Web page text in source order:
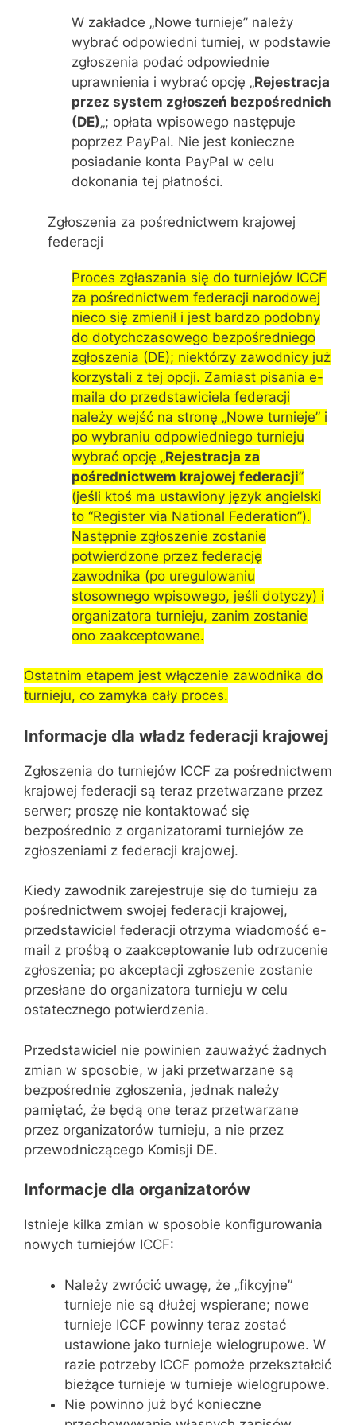
W zakładce „Nowe turnieje” należy
wybrać odpowiedni turniej, w podstawie
zgłoszenia podać odpowiednie
uprawnienia i wybrać opcję „Rejestracja
przez system zgłoszeń bezpośrednich
(DE)„; opłata wpisowego następuje
poprzez PayPal. Nie jest konieczne
posiadanie konta PayPal w celu
dokonania tej płatności.
Zgłoszenia za pośrednictwem krajowej
federacji
Proces zgłaszania się do turniejów ICCF
za pośrednictwem federacji narodowej
nieco się zmienił i jest bardzo podobny
do dotychczasowego bezpośredniego
zgłoszenia (DE); niektórzy zawodnicy już
korzystali z tej opcji. Zamiast pisania e-
maila do przedstawiciela federacji
należy wejść na stronę „Nowe turnieje” i
po wybraniu odpowiedniego turnieju
wybrać opcję „Rejestracja za
pośrednictwem krajowej federacji”
(jeśli ktoś ma ustawiony język angielski
to “Register via National Federation”).
Następnie zgłoszenie zostanie
potwierdzone przez federację
zawodnika (po uregulowaniu
stosownego wpisowego, jeśli dotyczy) i
organizatora turnieju, zanim zostanie
ono zaakceptowane.
Ostatnim etapem jest włączenie zawodnika do
turnieju, co zamyka cały proces.
Informacje dla władz federacji krajowej
Zgłoszenia do turniejów ICCF za pośrednictwem
krajowej federacji są teraz przetwarzane przez
serwer; proszę nie kontaktować się
bezpośrednio z organizatorami turniejów ze
zgłoszeniami z federacji krajowej.
Kiedy zawodnik zarejestruje się do turnieju za
pośrednictwem swojej federacji krajowej,
przedstawiciel federacji otrzyma wiadomość e-
mail z prośbą o zaakceptowanie lub odrzucenie
zgłoszenia; po akceptacji zgłoszenie zostanie
przesłane do organizatora turnieju w celu
ostatecznego potwierdzenia.
Przedstawiciel nie powinien zauważyć żadnych
zmian w sposobie, w jaki przetwarzane są
bezpośrednie zgłoszenia, jednak należy
pamiętać, że będą one teraz przetwarzane
przez organizatorów turnieju, a nie przez
przewodniczącego Komisji DE.
Informacje dla organizatorów
Istnieje kilka zmian w sposobie konfigurowania
nowych turniejów ICCF:
Należy zwrócić uwagę, że „fikcyjne”
turnieje nie są dłużej wspierane; nowe
turnieje ICCF powinny teraz zostać
ustawione jako turnieje wielogrupowe. W
razie potrzeby ICCF pomoże przekształcić
bieżące turnieje w turnieje wielogrupowe.
Nie powinno już być konieczne